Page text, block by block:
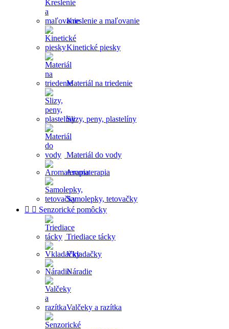
Kreslenie a maľovanie
Kinetické piesky
Materiál na triedenie
Slizy, peny, plastelíny
Materiál do vody
Aromaterapia
Samolepky, tetovačky
  Senzorické pomôcky
Triediace tácky
Vkladačky
Náradie
Valčeky a razítka